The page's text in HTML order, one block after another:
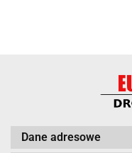
Dane adresowe